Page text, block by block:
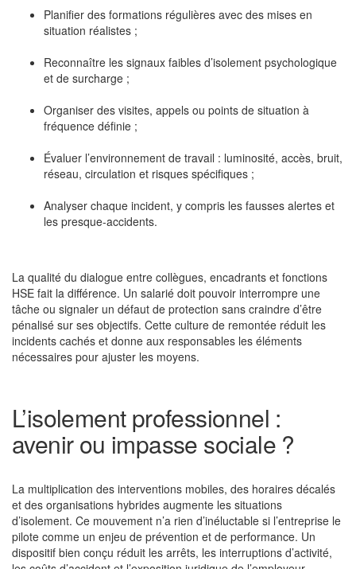
Planifier des formations régulières avec des mises en
situation réalistes ;
Reconnaître les signaux faibles d’isolement psychologique
et de surcharge ;
Organiser des visites, appels ou points de situation à
fréquence définie ;
Évaluer l’environnement de travail : luminosité, accès, bruit,
réseau, circulation et risques spécifiques ;
Analyser chaque incident, y compris les fausses alertes et
les presque-accidents.
La qualité du dialogue entre collègues, encadrants et fonctions
HSE fait la différence. Un salarié doit pouvoir interrompre une
tâche ou signaler un défaut de protection sans craindre d’être
pénalisé sur ses objectifs. Cette culture de remontée réduit les
incidents cachés et donne aux responsables les éléments
nécessaires pour ajuster les moyens.
L’isolement professionnel :
avenir ou impasse sociale ?
La multiplication des interventions mobiles, des horaires décalés
et des organisations hybrides augmente les situations
d’isolement. Ce mouvement n’a rien d’inéluctable si l’entreprise le
pilote comme un enjeu de prévention et de performance. Un
dispositif bien conçu réduit les arrêts, les interruptions d’activité,